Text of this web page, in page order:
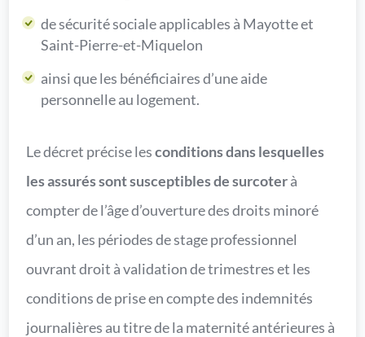
de sécurité sociale applicables à Mayotte et
Saint-Pierre-et-Miquelon
ainsi que les bénéficiaires d’une aide
personnelle au logement.
Le décret précise lesconditions dans lesquelles
les assurés sont susceptibles de surcoterà
compter de l’âge d’ouverture des droits minoré
d’un an, les périodes de stage professionnel
ouvrant droit à validation de trimestres et les
conditions de prise en compte des indemnités
journalières au titre de la maternité antérieures à